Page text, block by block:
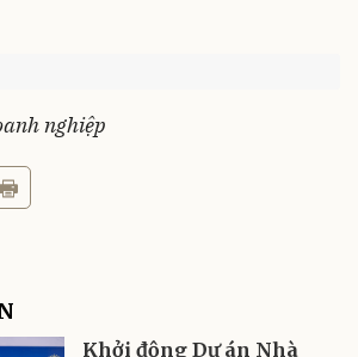
nghiệp
Khởi động Dự án Nhà